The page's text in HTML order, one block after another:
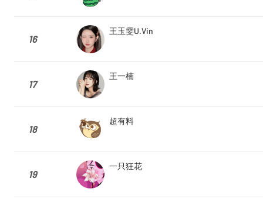
16
王玉雯U.Vin
17
王一楠
18
超有料
19
一只狂花